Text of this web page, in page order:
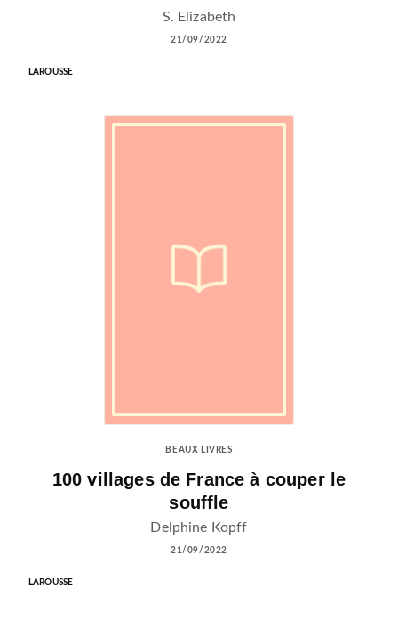
S. Elizabeth
21/09/2022
LAROUSSE
BEAUX LIVRES
100 villages de France à couper le
souffle
Delphine Kopff
21/09/2022
LAROUSSE